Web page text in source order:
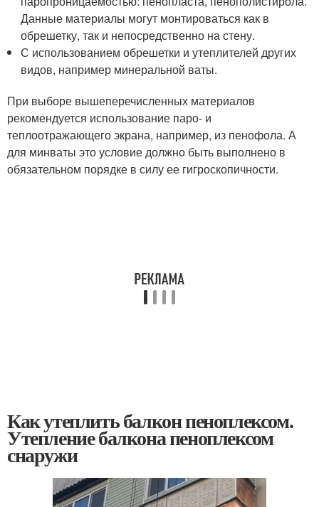
Данные материалы могут монтироваться как в
обрешетку, так и непосредственно на стену.
С использованием обрешетки и утеплителей других
видов, например минеральной ваты.
При выборе вышеперечисленных материалов
рекомендуется использование паро- и
теплоотражающего экрана, например, из пенофола. А
для минваты это условие должно быть выполнено в
обязательном порядке в силу ее гигроскопичности.
Как утеплить балкон пеноплексом.
Утепление балкона пеноплексом
снаружи